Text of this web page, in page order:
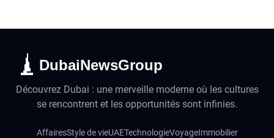
DubaiNewsGroup
Découvrez Dubai : une merveille moderne où les cultures
se rencontrent et les opportunités sont infinies.
AffairesStyle de vieUAETechnologieVoyageImmobilier